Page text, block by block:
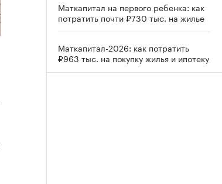
Маткапитал на первого ребенка: как
потратить почти ₽730 тыс. на жилье
Маткапитал-2026: как потратить
₽963 тыс. на покупку жилья и ипотеку